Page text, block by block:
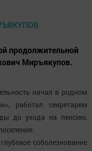
продолжительной
Миръякупов.
начал в родном
работал секретарем
до ухода на пенсию,
соболезнование